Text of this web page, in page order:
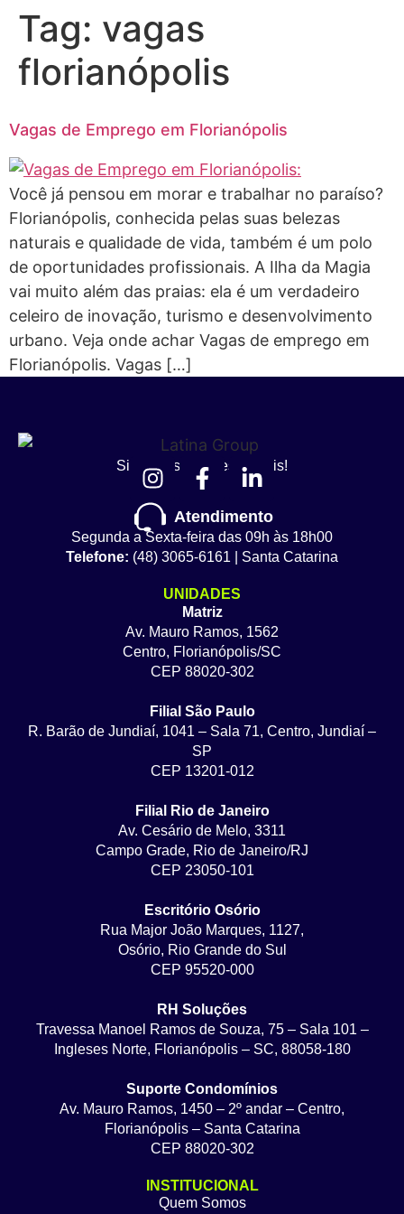
Tag: vagas
florianópolis
Vagas de Emprego em Florianópolis
Você já pensou em morar e trabalhar no paraíso?
Florianópolis, conhecida pelas suas belezas
naturais e qualidade de vida, também é um polo
de oportunidades profissionais. A Ilha da Magia
vai muito além das praias: ela é um verdadeiro
celeiro de inovação, turismo e desenvolvimento
urbano. Veja onde achar Vagas de emprego em
Florianópolis. Vagas […]
Siga nossas redes sociais!
Atendimento
Segunda a Sexta-feira das 09h às 18h00
Telefone: (48) 3065-6161 | Santa Catarina
UNIDADES
Matriz
Av. Mauro Ramos, 1562
Centro, Florianópolis/SC
CEP 88020-302
Filial São Paulo
R. Barão de Jundiaí, 1041 – Sala 71, Centro, Jundiaí –
SP
CEP 13201-012
Filial Rio de Janeiro
Av. Cesário de Melo, 3311
Campo Grade, Rio de Janeiro/RJ
CEP 23050-101
Escritório Osório
Rua Major João Marques, 1127,
Osório, Rio Grande do Sul
CEP 95520-000
RH Soluções
Travessa Manoel Ramos de Souza, 75 – Sala 101 –
Ingleses Norte, Florianópolis – SC, 88058-180
Suporte Condomínios
Av. Mauro Ramos, 1450 – 2º andar – Centro,
Florianópolis – Santa Catarina
CEP 88020-302
INSTITUCIONAL
Quem Somos